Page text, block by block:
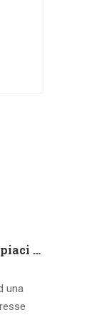
Che tipo di capire qualora piaci ad una ragazza contatto 8 segnali d’interesse inconsci
una